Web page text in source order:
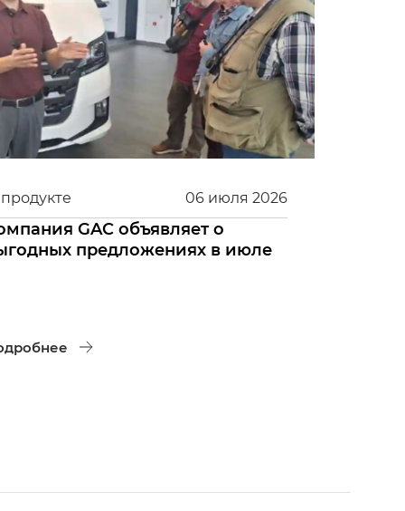
06 июля 2026
GAC объявляет о
предложениях в июле